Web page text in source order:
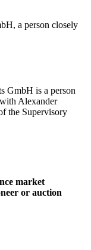
a person closely
GmbH is a person
Alexander
the Supervisory
market
or auction